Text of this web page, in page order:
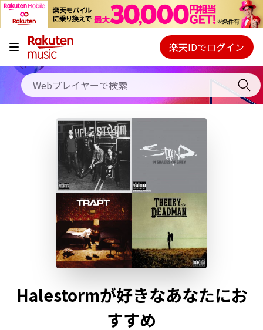
キャンペーン
料金プラン
使い方
初回30日間無料お試し
Webプレイヤー
ご契約内容の確認・変更
楽天IDでログイン
Halestormが好きなあなたにお
すすめ